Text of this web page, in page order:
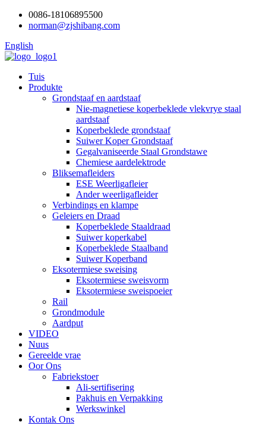
0086-18106895500
norman@zjshibang.com
English
Tuis
Produkte
Grondstaaf en aardstaaf
Nie-magnetiese koperbeklede vlekvrye staal
aardstaaf
Koperbeklede grondstaaf
Suiwer Koper Grondstaaf
Gegalvaniseerde Staal Grondstawe
Chemiese aardelektrode
Bliksemafleiders
ESE Weerligafleier
Ander weerligafleider
Verbindings en klampe
Geleiers en Draad
Koperbeklede Staaldraad
Suiwer koperkabel
Koperbeklede Staalband
Suiwer Koperband
Eksotermiese sweising
Eksotermiese sweisvorm
Eksotermiese sweispoeier
Rail
Grondmodule
Aardput
VIDEO
Nuus
Gereelde vrae
Oor Ons
Fabriekstoer
Ali-sertifisering
Pakhuis en Verpakking
Werkswinkel
Kontak Ons